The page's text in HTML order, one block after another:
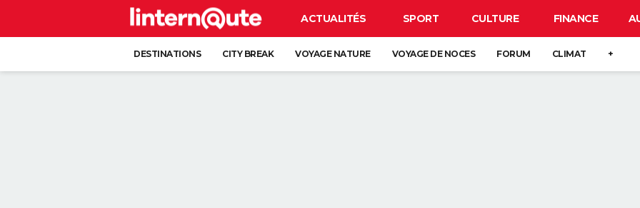
ACTUALITÉS SPORT CULTURE FINANCE
DESTINATIONS CITY BREAK VOYAGE NATURE VOYAGE DE NOCES FORUM CLIMAT +